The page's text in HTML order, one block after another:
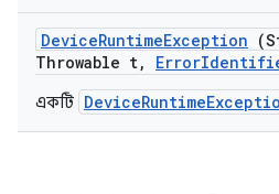
DeviceRuntimeException
Throwable t, Error
একটি